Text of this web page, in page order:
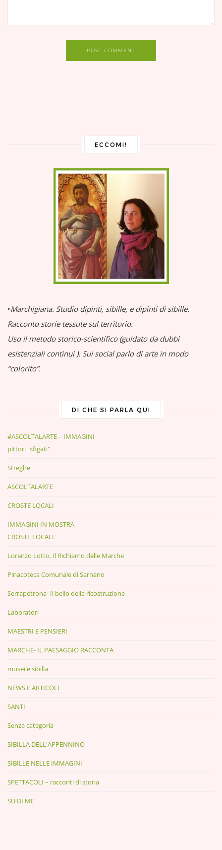
POST COMMENT
ECCOMI!
•Marchigiana. Studio dipinti, sibille, e dipinti di sibille.
Racconto storie tessute sul territorio.
Uso il metodo storico-scientifico (guidato da dubbi
esistenziali continui ). Sui social parlo di arte in modo
“colorito”.
DI CHE SI PARLA QUI
#ASCOLTALARTE – IMMAGINI
pittori "sfigati"
Streghe
ASCOLTALARTE
CROSTE LOCALI
IMMAGINI IN MOSTRA
CROSTE LOCALI
Lorenzo Lotto. Il Richiamo delle Marche
Pinacoteca Comunale di Sarnano
Serrapetrona- Il bello della ricostruzione
Laboratori
MAESTRI E PENSIERI
MARCHE- IL PAESAGGIO RACCONTA
musei e sibilla
NEWS E ARTICOLI
SANTI
Senza categoria
SIBILLA DELL'APPENNINO
SIBILLE NELLE IMMAGINI
SPETTACOLI – racconti di storia
SU DI ME